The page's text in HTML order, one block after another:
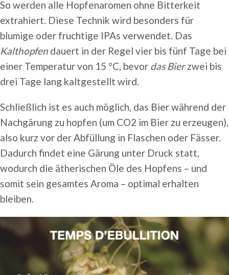
So werden alle Hopfenaromen ohne Bitterkeit
extrahiert. Diese Technik wird besonders für
blumige oder fruchtige IPAs verwendet. Das
Kalthopfen dauert in der Regel vier bis fünf Tage bei
einer Temperatur von 15 °C, bevor das Bierzwei bis
drei Tage lang kaltgestellt wird.
Schließlich ist es auch möglich, das Bier während der
Nachgärung zu hopfen (um CO2 im Bier zu erzeugen),
also kurz vor der Abfüllung in Flaschen oder Fässer.
Dadurch findet eine Gärung unter Druck statt,
wodurch die ätherischen Öle des Hopfens – und
somit sein gesamtes Aroma – optimal erhalten
bleiben.